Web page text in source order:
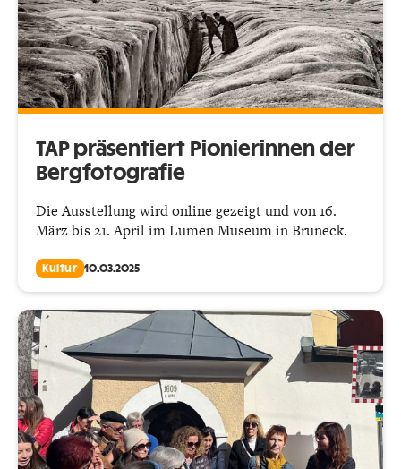
TAP präsentiert Pionierinnen der
Bergfotografie
Die Ausstellung wird online gezeigt und von 16.
März bis 21. April im Lumen Museum in Bruneck.
Kultur 10.03.2025